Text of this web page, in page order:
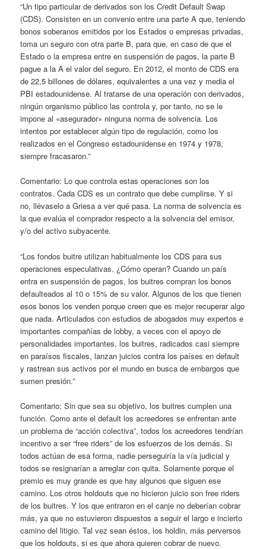
“Un tipo particular de derivados son los Credit Default Swap
(CDS). Consisten en un convenio entre una parte A que, teniendo
bonos soberanos emitidos por los Estados o empresas privadas,
toma un seguro con otra parte B, para que, en caso de que el
Estado o la empresa entre en suspensión de pagos, la parte B
pague a la A el valor del seguro. En 2012, el monto de CDS era
de 22,5 billones de dólares, equivalentes a una vez y media el
PBI estadounidense. Al tratarse de una operación con derivados,
ningún organismo público las controla y, por tanto, no se le
impone al «asegurador» ninguna norma de solvencia. Los
intentos por establecer algún tipo de regulación, como los
realizados en el Congreso estadounidense en 1974 y 1978,
siempre fracasaron.”
Comentario: Lo que controla estas operaciones son los
contratos. Cada CDS es un contrato que debe cumplirse. Y si
no, llévaselo a Griesa a ver qué pasa. La norma de solvencia es
la que evalúa el comprador respecto a la solvencia del emisor,
y/o del activo subyacente.
“Los fondos buitre utilizan habitualmente los CDS para sus
operaciones especulativas. ¿Cómo operan? Cuando un país
entra en suspensión de pagos, los buitres compran los bonos
defaulteados al 10 o 15% de su valor. Algunos de los que tienen
esos bonos los venden porque creen que es mejor recuperar algo
que nada. Articulados con estudios de abogados muy expertos e
importantes compañías de lobby, a veces con el apoyo de
personalidades importantes, los buitres, radicados casi siempre
en paraísos fiscales, lanzan juicios contra los países en default
y rastrean sus activos por el mundo en busca de embargos que
sumen presión.”
Comentario: Sin que sea su objetivo, los buitres cumplen una
función. Como ante el default los acreedores se enfrentan ante
un problema de “acción colectiva”, todos los acreedores tendrían
incentivo a ser “free riders” de los esfuerzos de los demás. Si
todos actúan de esa forma, nadie perseguiría la vía judicial y
todos se resignarían a arreglar con quita. Solamente porque el
premio es muy grande es que hay algunos que siguen ese
camino. Los otros holdouts que no hicieron juicio son free riders
de los buitres. Y los que entraron en el canje no deberían cobrar
más, ya que no estuvieron dispuestos a seguir el largo e incierto
camino del litigio. Tal vez sean éstos, los holdin, más perversos
que los holdouts, si es que ahora quieren cobrar de nuevo.